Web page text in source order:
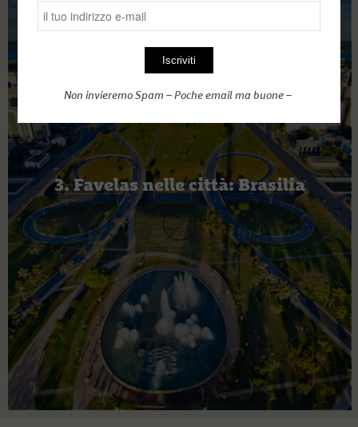
3. Favelas nelle città: Brasilia
Non invieremo Spam – Poche email ma buone –